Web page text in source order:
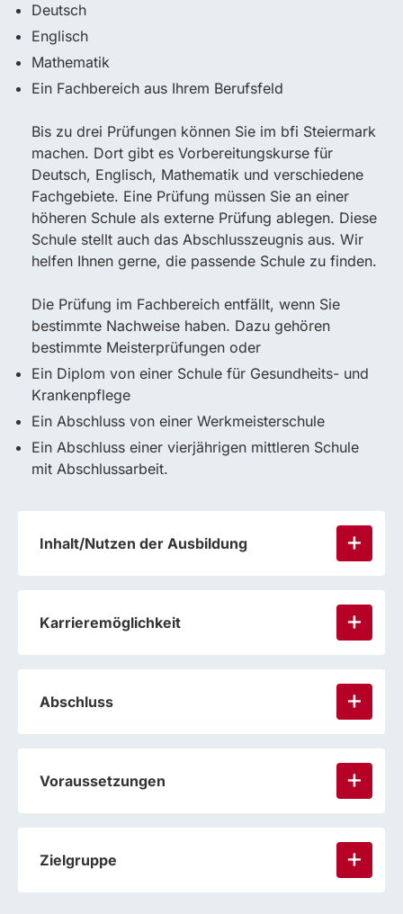
Deutsch
Englisch
Mathematik
Ein Fachbereich aus Ihrem Berufsfeld
Bis zu drei Prüfungen können Sie im bfi Steiermark
machen. Dort gibt es Vorbereitungskurse für
Deutsch, Englisch, Mathematik und verschiedene
Fachgebiete. Eine Prüfung müssen Sie an einer
höheren Schule als externe Prüfung ablegen. Diese
Schule stellt auch das Abschlusszeugnis aus. Wir
helfen Ihnen gerne, die passende Schule zu finden.
Die Prüfung im Fachbereich entfällt, wenn Sie
bestimmte Nachweise haben. Dazu gehören
bestimmte Meisterprüfungen oder
Ein Diplom von einer Schule für Gesundheits- und
Krankenpflege
Ein Abschluss von einer Werkmeisterschule
Ein Abschluss einer vierjährigen mittleren Schule
mit Abschlussarbeit.
Inhalt/Nutzen der Ausbildung
Karrieremöglichkeit
Abschluss
Voraussetzungen
Zielgruppe